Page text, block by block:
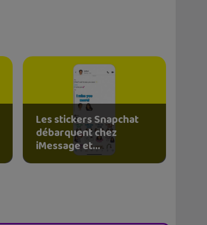
Les stickers Snapchat
débarquent chez
iMessage et...